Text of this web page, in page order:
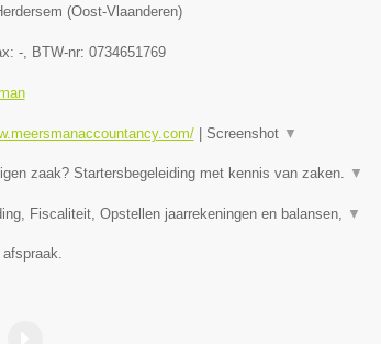
(Oost-Vlaanderen)
-, BTW-nr: 0734651769
| Screenshot ▼
zaak? Startersbegeleiding met kennis van zaken. ▼
Fiscaliteit, Opstellen jaarrekeningen en balansen, ▼
afspraak.